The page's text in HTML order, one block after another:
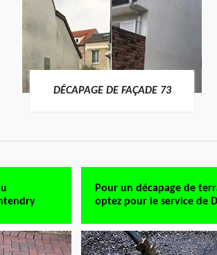
DÉCAPAGE DE FAÇADE 73
Pour un décapage de
optez pour le service de